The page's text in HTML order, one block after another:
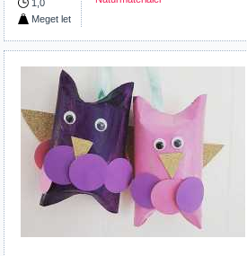
1,0
Meget let